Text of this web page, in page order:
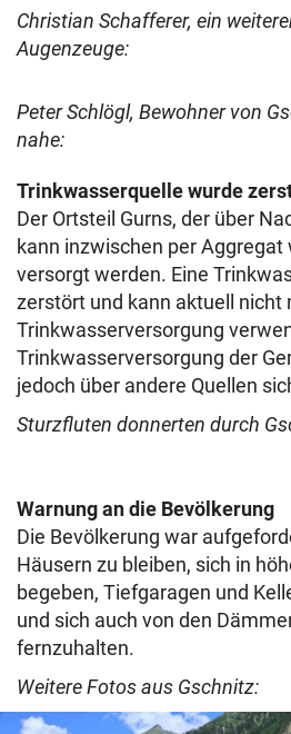
Christian Schafferer, ein
Augenzeuge:
Peter Schlögl, Bewohner von
nahe:
Trinkwasserquelle wurde
Der Ortsteil Gurns, der über
kann inzwischen per
versorgt werden. Eine
zerstört und kann aktuell nicht
Trinkwasserversorgung
Trinkwasserversorgung der
jedoch über andere Quellen
Sturzfluten donnerten durch
Warnung an die Bevölkerung
Die Bevölkerung war
Häusern zu bleiben, sich in
begeben, Tiefgaragen und
und sich auch von den
fernzuhalten.
Weitere Fotos aus Gschnitz: